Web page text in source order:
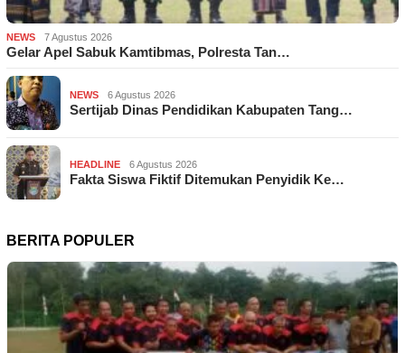
NEWS 7 Agustus 2026
Gelar Apel Sabuk Kamtibmas, Polresta Tan…
NEWS 6 Agustus 2026
Sertijab Dinas Pendidikan Kabupaten Tang…
HEADLINE 6 Agustus 2026
Fakta Siswa Fiktif Ditemukan Penyidik Ke…
BERITA POPULER